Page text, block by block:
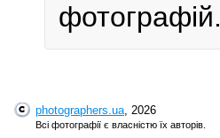
фотографій.
photographers.ua, 2026
Всі фотографії є власністю їх авторів.